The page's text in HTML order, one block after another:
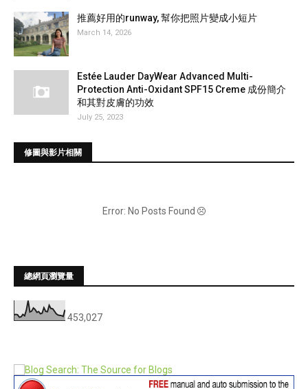
推薦好用的runway, 幫你把照片變成小短片
March 14, 2026
Estée Lauder DayWear Advanced Multi-
Protection Anti-Oxidant SPF15 Creme 成份簡介
和其對皮膚的功效
July 25, 2023
修圖與影片相關
Error: No Posts Found
總網頁瀏覽量
453,027